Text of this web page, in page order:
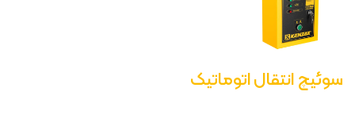
سوئیچ انتقال اتوماتیک